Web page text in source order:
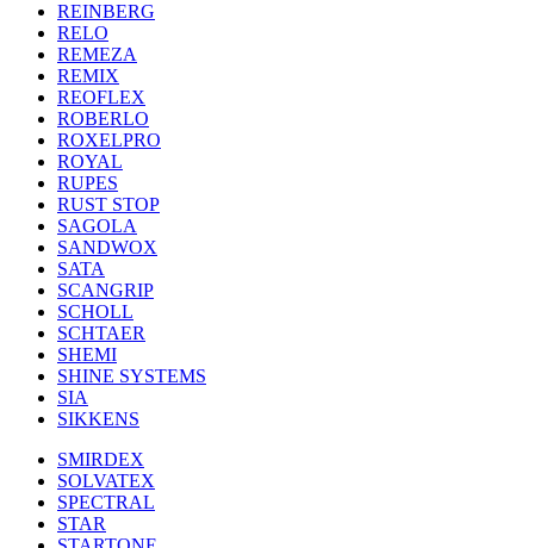
REINBERG
RELO
REMEZA
REMIX
REOFLEX
ROBERLO
ROXELPRO
ROYAL
RUPES
RUST STOP
SAGOLA
SANDWOX
SATA
SCANGRIP
SCHOLL
SCHTAER
SHEMI
SHINE SYSTEMS
SIA
SIKKENS
SMIRDEX
SOLVATEX
SPECTRAL
STAR